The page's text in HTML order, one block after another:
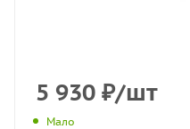
5 930 ₽/шт
Мало